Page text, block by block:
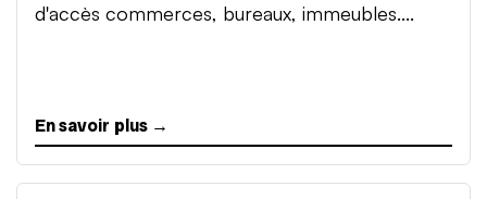
d'accès commerces, bureaux, immeubles....
En savoir plus →